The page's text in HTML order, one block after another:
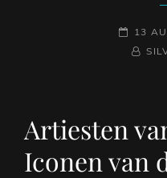
OP
13
Artiesten
Iconen van